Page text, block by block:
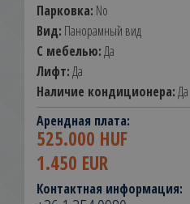
Парковка: No
Вид: Панорамный вид
С мебелью:Да
Лифт:Да
Наличие кондиционера:Да
Арендная плата:
525.000 HUF
1.450 EUR
Контактная информация: